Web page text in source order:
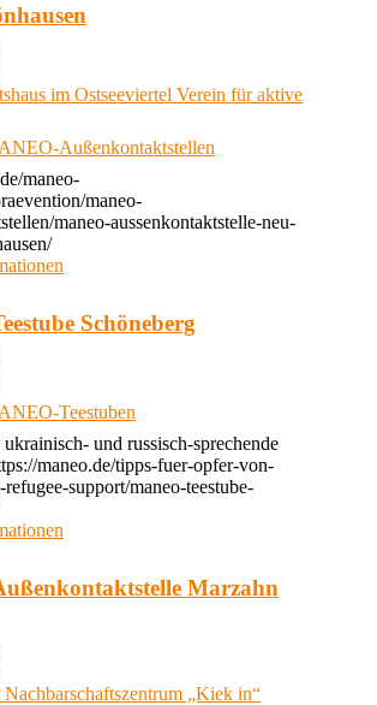
im Ostseeviertel Verein für aktive
Außenkontaktstellen
maneo-
maneo-
maneo-aussenkontaktstelle-neu-
Schöneberg
Teestuben
und russisch-sprechende
maneo.de/tipps-fuer-opfer-von-
support/maneo-teestube-
Marzahn
„Kiek in“